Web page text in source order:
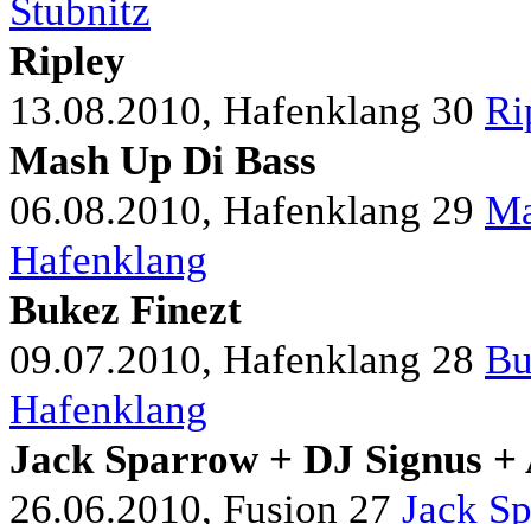
Stubnitz
Ripley
13.08.2010, Hafenklang 30
Mash Up Di Bass
06.08.2010, Hafenklang 29
Hafenklang
Bukez Finezt
09.07.2010, Hafenklang 28
Hafenklang
Jack Sparrow + DJ Signus
26.06.2010, Fusion 27 Jack